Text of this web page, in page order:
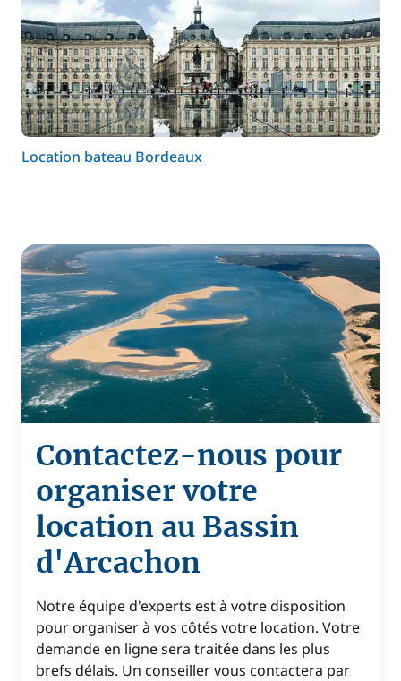
Location bateau Bordeaux
Contactez-nous pour
organiser votre
location au Bassin
d'Arcachon
Notre équipe d'experts est à votre disposition
pour organiser à vos côtés votre location. Votre
demande en ligne sera traitée dans les plus
brefs délais. Un conseiller vous contactera par